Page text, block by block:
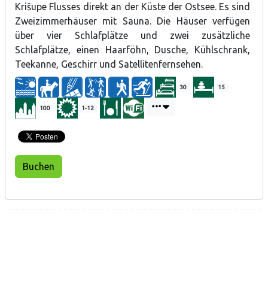
Krišupe Flusses direkt an der Küste der Ostsee. Es sind
Zweizimmerhäuser mit Sauna. Die Häuser verfügen
über vier Schlafplätze und zwei zusätzliche
Schlafplätze, einen Haarföhn, Dusche, Kühlschrank,
Teekanne, Geschirr und Satellitenfernsehen.
30 15
100 1-12
Buchen